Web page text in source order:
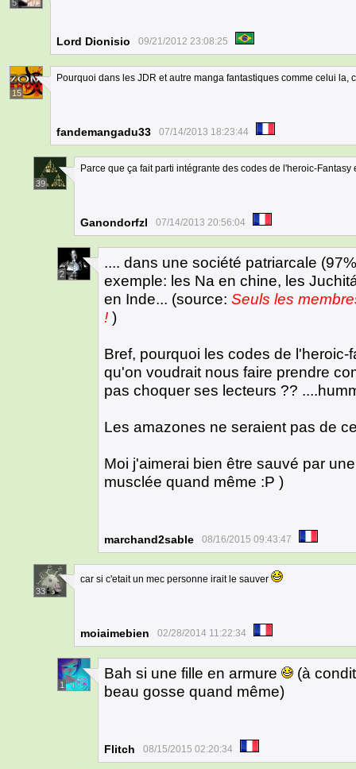
5
Lord Dionisio 09/21/2012 23:08:25
15
Pourquoi dans les JDR et autre manga fantastiques comme celui
fandemangadu33 07/14/2013 18:23:44
39
Parce que ça fait parti intégrante des codes de l'heroic-Fantasy
Ganondorfzl 07/14/2013 20:56:04
2
.... dans une société patriarcale
exemple: les Na en chine, les
en Inde... (source: Seuls les
! )
Bref, pourquoi les codes de
qu'on voudrait nous faire prendre
pas choquer ses lecteurs ??
Les amazones ne seraient pas de
Moi j'aimerai bien être sauvé par
musclée quand même :P )
marchand2sable 08/16/2015 09:43:47
33
car si c'etait un mec personne irait le sauver
moiaimebien 02/28/2014 11:22:34
1
Bah si une fille en armure
(à
beau gosse quand même)
Flitch 08/15/2015 02:20:34